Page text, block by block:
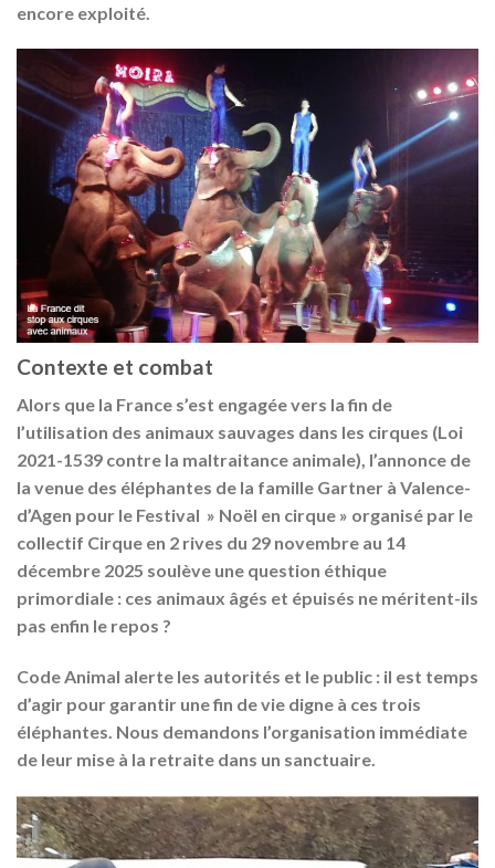
encore exploité
Contexte et combat
Alors que la France s’est engagée vers la fin de
l’utilisation des animaux sauvages dans les cirques (Loi
2021-1539 contre la maltraitance animale), l’annonce de
la venue des éléphantes de la famille Gartner à Valence-
d’Agen pour le Festival » Noël en cirque » organisé par le
collectif Cirque en 2 rives du 29 novembre au 14
décembre 2025 soulève une question éthique
primordiale : ces animaux âgés et épuisés ne méritent-ils
pas enfin le repos ?
Code Animal alerte les autorités et le public : il est temps
d’agir pour garantir une fin de vie digne à ces trois
éléphantes. Nous demandons l’organisation immédiate
de leur mise à la retraite dans un sanctuaire.